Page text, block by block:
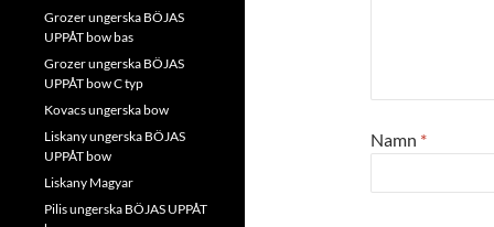
Namn *
Grozer ungerska BÖJAS
UPPÅT bow bas
Grozer ungerska BÖJAS
UPPÅT bow C typ
Kovacs ungerska bow
Liskany ungerska BÖJAS
UPPÅT bow
Liskany Magyar
Pilis ungerska BÖJAS UPPÅT